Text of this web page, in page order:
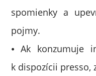
spomienky a
pojmy.
⦁ Ak konzumuje
k dispozícii presso,